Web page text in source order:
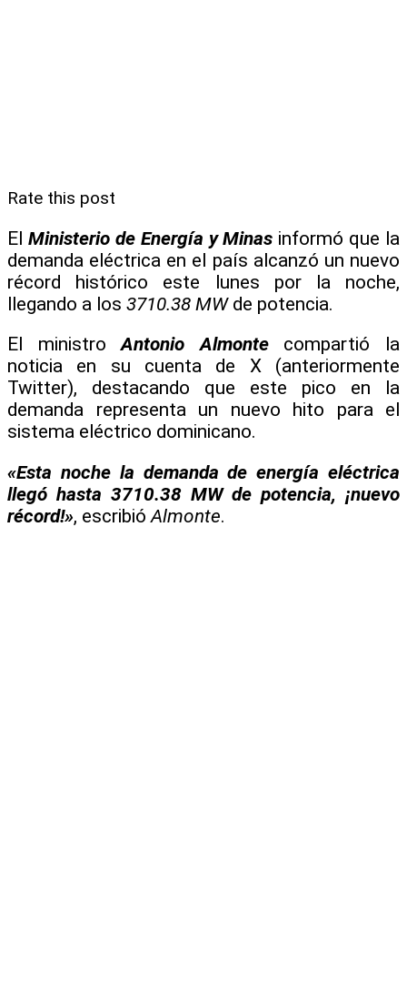
Rate this post
El Ministerio de Energía y Minas informó que la
demanda eléctrica en el país alcanzó un nuevo
récord histórico este lunes por la noche,
llegando a los 3710.38 MWde potencia.
El ministroAntonio Almontecompartió la
noticia en su cuenta de X (anteriormente
Twitter), destacando que este pico en la
demanda representa un nuevo hito para el
sistema eléctrico dominicano.
«Esta noche la demanda de energía eléctrica
llegó hasta 3710.38 MW de potencia, ¡nuevo
récord!», escribióAlmonte.